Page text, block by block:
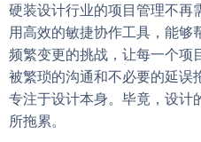
硬装设计行业的项目管理不再
用高效的敏捷协作工具，能够
频繁变更的挑战，让每一个项
被繁琐的沟通和不必要的延误
专注于设计本身。毕竟，设计
所拖累。